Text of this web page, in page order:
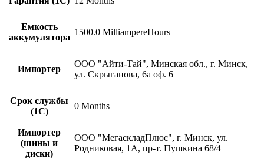
Емкость
аккумулятора
1500.0 MilliampereHours
Импортер
ООО "Айти-Тай", Минская обл., г. Минск,
ул. Скрыганова, 6а оф. 6
Срок службы
(1С)
0 Months
Импортер
(шины и
диски)
ООО "МегаскладПлюс", г. Минск, ул.
Родниковая, 1А, пр-т. Пушкина 68/4